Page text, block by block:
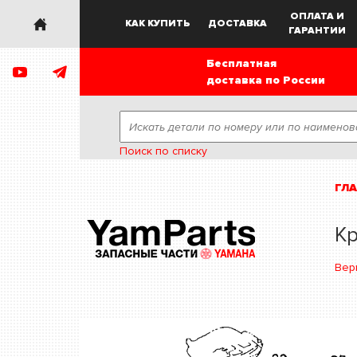
КАК КУПИТЬ ДОСТАВКА
ОПЛАТА И
ГАРАНТИИ
Бесплатная
доставка по России
Поиск по списку